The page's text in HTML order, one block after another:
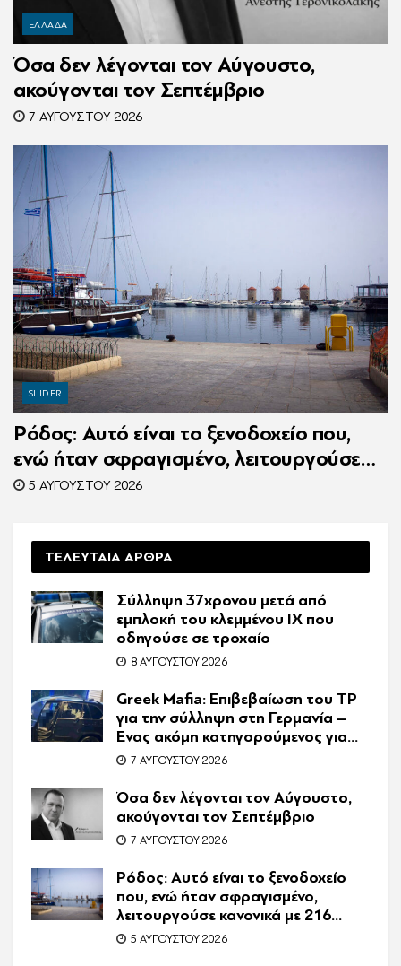
ΕΛΛΑΔΑ
Όσα δεν λέγονται τον Αύγουστο,
ακούγονται τον Σεπτέμβριο
7 ΑΥΓΟΎΣΤΟΥ 2026
SLIDER
Ρόδος: Αυτό είναι το ξενοδοχείο που,
ενώ ήταν σφραγισμένο, λειτουργούσε
κανονικά με 216 πελάτες – Συνελήφθη η
5 ΑΥΓΟΎΣΤΟΥ 2026
ΤΕΛΕΥΤΑΙΑ ΑΡΘΡΑ
Σύλληψη 37χρονου μετά από
εμπλοκή του κλεμμένου ΙΧ που
οδηγούσε σε τροχαίο
8 ΑΥΓΟΎΣΤΟΥ 2026
Greek Mafia: Επιβεβαίωση τoυ ΤP
για την σύλληψη στη Γερμανία –
Ένας ακόμη κατηγορούμενος για
τον θάνατο του Ζαμπούνη
7 ΑΥΓΟΎΣΤΟΥ 2026
Όσα δεν λέγονται τον Αύγουστο,
ακούγονται τον Σεπτέμβριο
7 ΑΥΓΟΎΣΤΟΥ 2026
Ρόδος: Αυτό είναι το ξενοδοχείο
που, ενώ ήταν σφραγισμένο,
λειτουργούσε κανονικά με 216
πελάτες – Συνελήφθη η
5 ΑΥΓΟΎΣΤΟΥ 2026